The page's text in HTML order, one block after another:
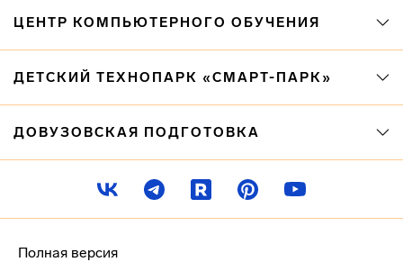
ЦЕНТР КОМПЬЮТЕРНОГО ОБУЧЕНИЯ
ДЕТСКИЙ ТЕХНОПАРК «СМАРТ-ПАРК»
ДОВУЗОВСКАЯ ПОДГОТОВКА
Полная версия